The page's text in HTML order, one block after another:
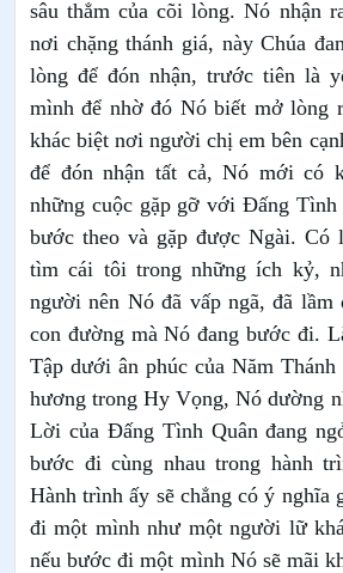
sâu thẳm của cõi lòng. Nó nhận
nơi chặng thánh giá, này Chúa
lòng để đón nhận, trước tiên là
mình để nhờ đó Nó biết mở lòng
khác biệt nơi người chị em bên
để đón nhận tất cả, Nó mới có
những cuộc gặp gỡ với Đấng Tình
bước theo và gặp được Ngài.
tìm cái tôi trong những ích kỷ,
người nên Nó đã vấp ngã, đã lầm
con đường mà Nó đang bước đi.
Tập dưới ân phúc của Năm
hương trong Hy Vọng, Nó dường
Lời của Đấng Tình Quân đang
bước đi cùng nhau trong hành
Hành trình ấy sẽ chẳng có ý nghĩa
đi một mình như một người lữ
nếu bước đi một mình Nó sẽ mãi